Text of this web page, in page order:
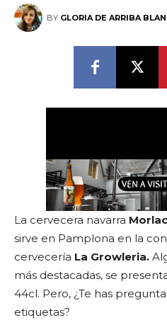
BY GLORIA DE ARRIBA
La cervecera navarra
sirve en Pamplona en la
cervecería La Growleria.
más destacadas, se
44cl. Pero, ¿Te has
etiquetas?